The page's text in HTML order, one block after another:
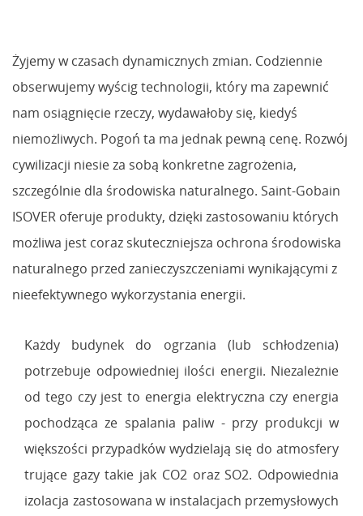
Żyjemy w czasach dynamicznych zmian. Codziennie
obserwujemy wyścig technologii, który ma zapewnić
nam osiągnięcie rzeczy, wydawałoby się, kiedyś
niemożliwych. Pogoń ta ma jednak pewną cenę. Rozwój
cywilizacji niesie za sobą konkretne zagrożenia,
szczególnie dla środowiska naturalnego. Saint-Gobain
ISOVER oferuje produkty, dzięki zastosowaniu których
możliwa jest coraz skuteczniejsza ochrona środowiska
naturalnego przed zanieczyszczeniami wynikającymi z
nieefektywnego wykorzystania energii.
Każdy budynek do ogrzania (lub schłodzenia)
potrzebuje odpowiedniej ilości energii. Niezależnie
od tego czy jest to energia elektryczna czy energia
pochodząca ze spalania paliw - przy produkcji w
większości przypadków wydzielają się do atmosfery
trujące gazy takie jak CO2 oraz SO2. Odpowiednia
izolacja zastosowana w instalacjach przemysłowych